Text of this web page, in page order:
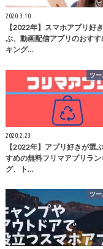
2020.3.10
【2022年】スマホアプリ好
ぶ、動画配信アプリのおすす
キング…
ツー
2020.2.23
【2022年】アプリ好きが選
すめの無料フリマアプリラン
グ、ト…
ツー